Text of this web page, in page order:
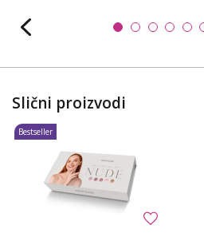
Slični proizvodi
Bestseller